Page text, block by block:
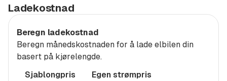
Alle våre bruktbiler gjennomgår en grundig kvalitets-
og sikkerhetssjekk. Vi kontrollerer service-
historikken/km-stand og gir en fullstendig
tilstandsrapport etter standard fra Norges
Ladekostnad
Beregn ladekostnad
Beregn månedskostnaden for å lade elbilen din
basert på kjørelengde.
Sjablongpris
Egen strømpris